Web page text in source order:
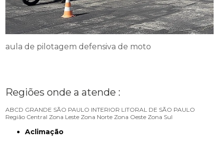
aula de pilotagem defensiva de moto
Regiões onde a atende :
ABCD GRANDE SÃO PAULO INTERIOR LITORAL DE SÃO PAULO
Região Central Zona Leste Zona Norte Zona Oeste Zona Sul
Aclimação